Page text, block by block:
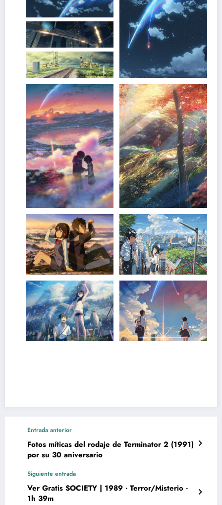
Entrada anterior
Fotos míticas del rodaje de Terminator 2 (1991)
por su 30 aniversario
Siguiente entrada
Ver Gratis SOCIETY | 1989 ‧ Terror/Misterio ‧
1h 39m